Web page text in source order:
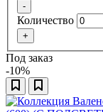
-
Количество
+
Под заказ
-10%